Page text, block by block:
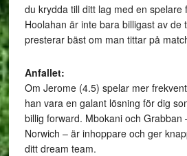
du krydda till ditt lag med en spelare
Hoolahan är inte bara billigast av de
presterar bäst om man tittar på
Om Jerome (4.5) spelar mer
han vara en galant lösning för dig
billig forward. Mbokani och Grabban
Norwich – är inhoppare och ger
ditt dream team.